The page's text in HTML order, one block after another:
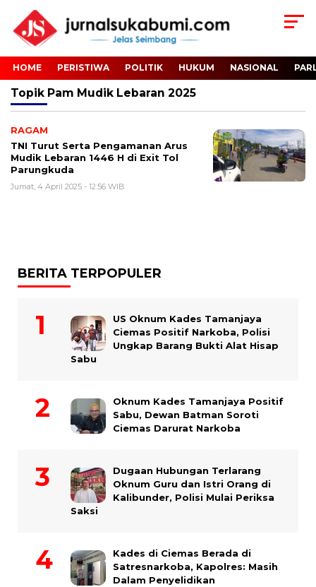
HOME PERISTIWA POLITIK HUKUM NASIONAL
Topik Pam Mudik Lebaran 2025
RAGAM
TNI Turut Serta Pengamanan Arus
Mudik Lebaran 1446 H di Exit Tol
Parungkuda
Jumat, 4 April 2025 - 12:56 WIB
BERITA TERPOPULER
US Oknum Kades Tamanjaya
Ciemas Positif Narkoba, Polisi
Ungkap Barang Bukti Alat Hisap
Sabu
Oknum Kades Tamanjaya Positif
Sabu, Dewan Batman Soroti
Ciemas Darurat Narkoba
Dugaan Hubungan Terlarang
Oknum Guru dan Istri Orang di
Kalibunder, Polisi Mulai Periksa
Saksi
Kades di Ciemas Berada di
Satresnarkoba, Kapolres: Masih
Dalam Penyelidikan